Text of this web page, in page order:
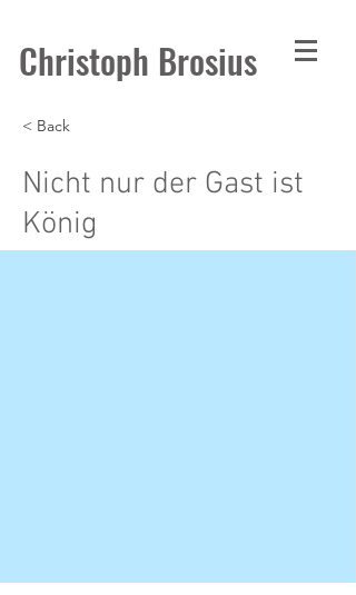
Christoph Brosius
< Back
Nicht nur der Gast ist
König